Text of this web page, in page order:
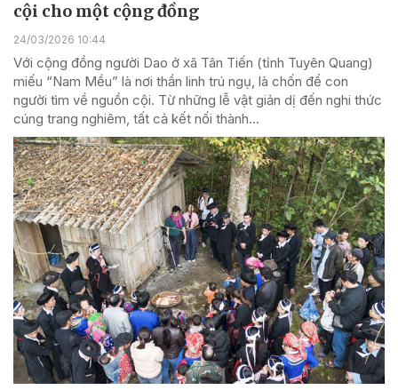
cội cho một cộng đồng
24/03/2026 10:44
Với cộng đồng người Dao ở xã Tân Tiến (tỉnh Tuyên Quang)
miếu “Nam Mều” là nơi thần linh trú ngụ, là chốn để con
người tìm về nguồn cội. Từ những lễ vật giản dị đến nghi thức
cúng trang nghiêm, tất cả kết nối thành...